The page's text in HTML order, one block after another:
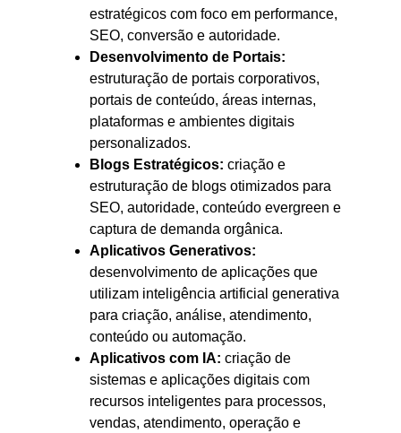
estratégicos com foco em performance,
SEO, conversão e autoridade.
Desenvolvimento de Portais:
estruturação de portais corporativos,
portais de conteúdo, áreas internas,
plataformas e ambientes digitais
personalizados.
Blogs Estratégicos: criação e
estruturação de blogs otimizados para
SEO, autoridade, conteúdo evergreen e
captura de demanda orgânica.
Aplicativos Generativos:
desenvolvimento de aplicações que
utilizam inteligência artificial generativa
para criação, análise, atendimento,
conteúdo ou automação.
Aplicativos com IA: criação de
sistemas e aplicações digitais com
recursos inteligentes para processos,
vendas, atendimento, operação e